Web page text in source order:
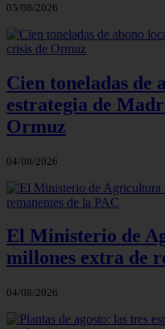
05/08/2026
Cien toneladas de
estrategia de
Ormuz
04/08/2026
El Ministerio de
millones extra de
04/08/2026